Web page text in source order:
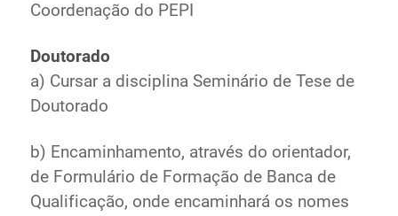
Coordenação do PEPI
Doutorado
a) Cursar a disciplina Seminário de Tese de
Doutorado
b) Encaminhamento, através do orientador,
de Formulário de Formação de Banca de
Qualificação, onde encaminhará os nomes